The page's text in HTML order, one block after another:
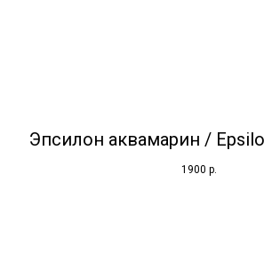
Эпсилон аквамарин /
1900 р.